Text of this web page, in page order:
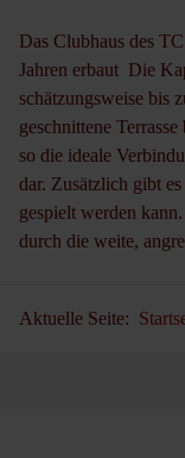
Das Clubhaus des
Jahren erbaut Die
schätzungsweise bis
geschnittene
so die ideale
dar. Zusätzlich gibt
gespielt werden
durch die weite,
Aktuelle Seite: